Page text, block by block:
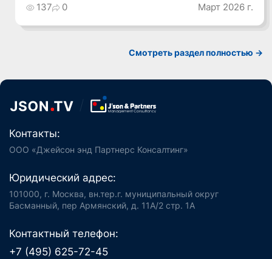
137 0 Март 2026 г.
Смотреть раздел полностью ->
Контакты:
ООО «Джейсон энд Партнерс Консалтинг»
Юридический адрес:
101000, г. Москва, вн.тер.г. муниципальный округ
Басманный, пер Армянский, д. 11А/2 стр. 1А
Контактный телефон:
+7 (495) 625-72-45